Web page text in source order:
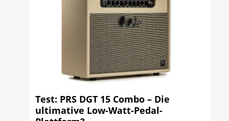
Test: PRS DGT 15 Combo – Die
ultimative Low-Watt-Pedal-